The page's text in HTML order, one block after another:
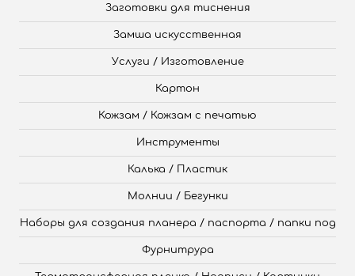
Заготовки для тиснения
Замша искусственная
Услуги / Изготовление
Картон
Кожзам / Кожзам с печатью
Инструменты
Калька / Пластик
Молнии / Бегунки
Наборы для создания планера / паспорта / папки под
Фурнитрура